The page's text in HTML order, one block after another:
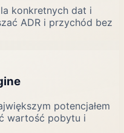
konkretnych dat i
ADR i przychód bez
potencjałem
wartość pobytu i